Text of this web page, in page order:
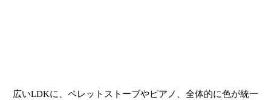
広いLDKに、ペレットストーブやピアノ、全体的に色が統一